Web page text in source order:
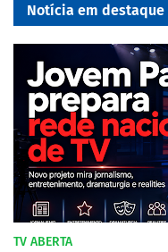
Notícia em destaque
TV ABERTA